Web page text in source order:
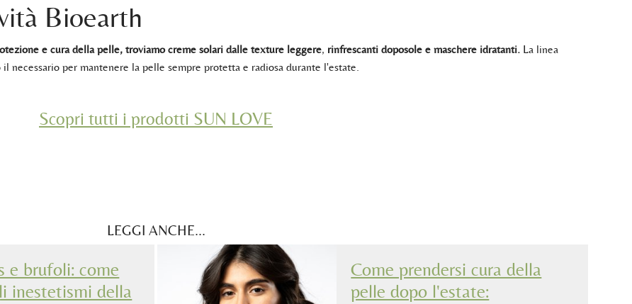
Bioearth
e cura della pelle, troviamo creme solari dalle texture leggere, rinfrescanti doposole e maschere idratanti. La linea
necessario per mantenere la pelle sempre protetta e radiosa durante l'estate.
Scopri tutti i prodotti SUN LOVE
LEGGI ANCHE...
e brufoli: come
inestetismi della
Come prendersi cura della
pelle dopo l'estate: